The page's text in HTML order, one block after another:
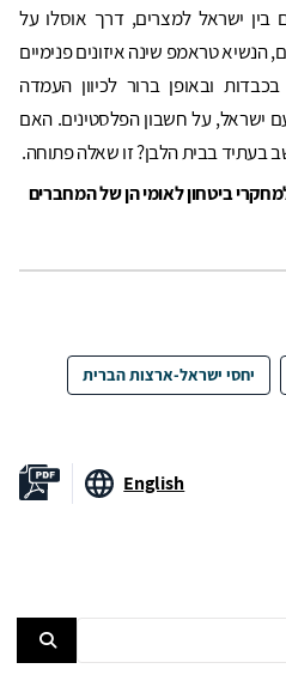
ישראל למצרים, דרך אוסלו על
הנשיא טראמפ שינה איזונים פנימיים
ובאופן ברור לכיוון העמדה
ישראל, על חשבון הפלסטינים. האם
בעתיד בבית הלבן? זו שאלה פתוחה.
ביטחון לאומי הן של המחברים
יחסי ישראל-ארצות הברית
English